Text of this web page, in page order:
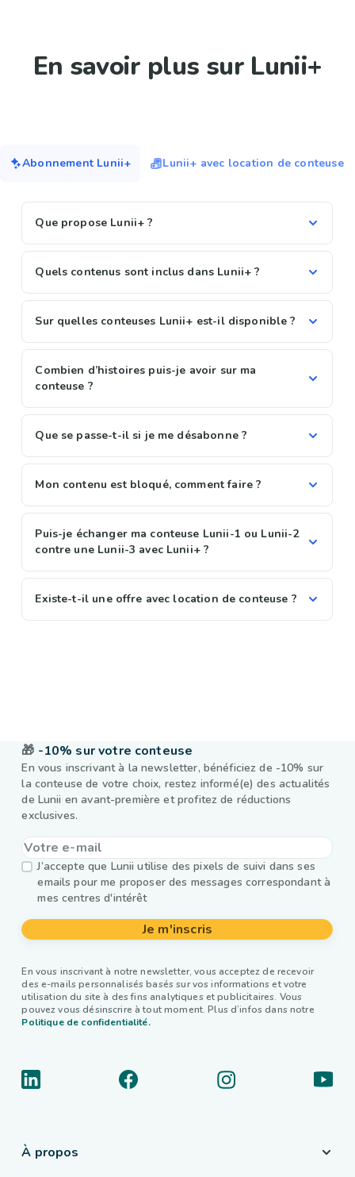
En savoir plus sur Lunii+
Abonnement Lunii+ Lunii+ avec location de conteuse
Que propose Lunii+ ?
Quels contenus sont inclus dans Lunii+ ?
Sur quelles conteuses Lunii+ est-il disponible ?
Combien d’histoires puis-je avoir sur ma
conteuse ?
Que se passe-t-il si je me désabonne ?
Mon contenu est bloqué, comment faire ?
Puis-je échanger ma conteuse Lunii-1 ou Lunii-2
contre une Lunii-3 avec Lunii+ ?
Existe-t-il une offre avec location de conteuse ?
🎁 -10% sur votre conteuse
En vous inscrivant à la newsletter, bénéficiez de -10% sur
la conteuse de votre choix, restez informé(e) des actualités
de Lunii en avant-première et profitez de réductions
exclusives.
J’accepte que Lunii utilise des pixels de suivi dans ses
emails pour me proposer des messages correspondant à
mes centres d'intérêt
Je m'inscris
En vous inscrivant à notre newsletter, vous acceptez de recevoir
des e-mails personnalisés basés sur vos informations et votre
utilisation du site à des fins analytiques et publicitaires. Vous
pouvez vous désinscrire à tout moment. Plus d’infos dans notre
Politique de confidentialité.
À propos